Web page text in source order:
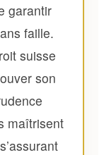
garantir
faille.
suisse
son
maîtrisent